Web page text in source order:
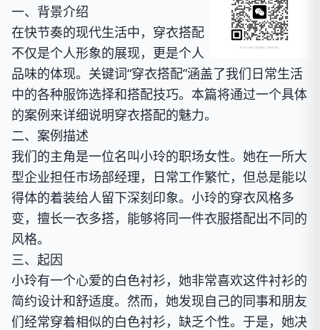
一、背景介绍
在快节奏的现代生活中，穿衣搭配
不仅是个人形象的展现，更是个人
品味的体现。关键词“穿衣搭配”涵盖了我们日常生活
中的各种服饰选择和搭配技巧。本篇将通过一个具体
的案例来详细说明穿衣搭配的魅力。
二、案例描述
我们的主角是一位名叫小玲的职场女性。她在一所大
型企业担任市场部经理，日常工作繁忙，但总是能以
得体的着装给人留下深刻印象。小玲的穿衣风格多
变，擅长一衣多搭，能够将同一件衣服搭配出不同的
风格。
三、起因
小玲有一个心爱的白色衬衫，她非常喜欢这件衬衫的
简约设计和舒适度。然而，她发现自己的同事和朋友
们经常穿着相似的白色衬衫，缺乏个性。于是，她决